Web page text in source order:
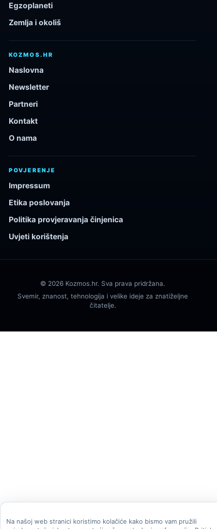
Egzoplaneti
Zemlja i okoliš
KOZMOS.HR
Naslovna
Newsletter
Partneri
Kontakt
O nama
POVJERENJE
Impressum
Etika poslovanja
Politika provjeravanja činjenica
Uvjeti korištenja
© 2026 Kozmos.hr. Sva prava pridržana.
Svemir, znanost, tehnologija i velike ideje za znatiželjne
čitatelje.
Na našoj web stranici koristimo kolačiće kako bismo vam pružili